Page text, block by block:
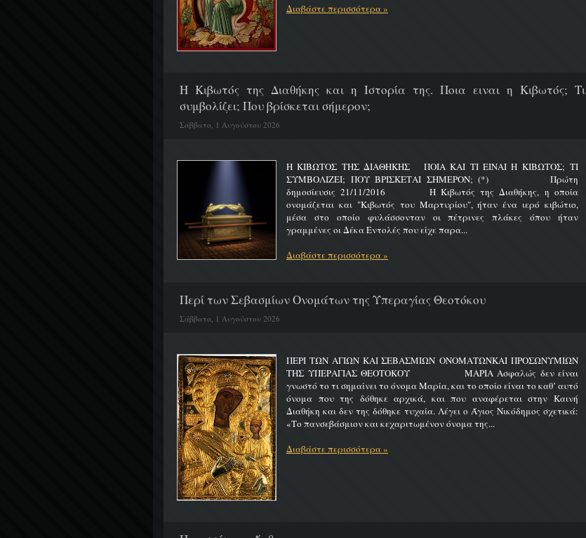
Διαβάστε περισσότερα »
H Κιβωτός της Διαθήκης και η Ιστορία της. Ποια ειναι η Κιβωτός; Τι
συμβολίζει; Που βρίσκεται σήμερον;
Σάββατο, 1 Αυγούστου 2026
Η ΚΙΒΩΤΟΣ ΤΗΣ ΔΙΑΘΗΚΗΣ ΠΟΙΑ ΚΑΙ ΤΙ ΕΙΝΑΙ Η ΚΙΒΩΤΟΣ; ΤΙ
ΣΥΜΒΟΛΙΖΕΙ; ΠΟΥ ΒΡΙΣΚΕΤΑΙ ΣΗΜΕΡΟΝ; (*) Πρώτη
δημοσίευσις 21/11/2016 Η Κιβωτός της Διαθήκης, η οποία
ονομάζεται και "Κιβωτός του Μαρτυρίου", ήταν ένα ιερό κιβώτιο,
μέσα στο οποίο φυλάσσονταν οι πέτρινες πλάκες όπου ήταν
γραμμένες οι Δέκα Εντολές που είχε παρα...
Διαβάστε περισσότερα »
Περί των Σεβασμίων Ονομάτων της Υπεραγίας Θεοτόκου
Σάββατο, 1 Αυγούστου 2026
ΠΕΡΙ ΤΩΝ ΑΓΙΩΝ ΚΑΙ ΣΕΒΑΣΜΙΩΝ ΟΝΟΜΑΤΩΝΚΑΙ ΠΡΟΣΩΝΥΜΙΩΝ
ΤΗΣ ΥΠΕΡΑΓΙΑΣ ΘΕΟΤΟΚΟΥ ΜΑΡΙΑ Ασφαλώς δεν είναι
γνωστό το τι σημαίνει το όνομα Μαρία, και το οποίο είναι το καθ’ αυτό
όνομα που της δόθηκε αρχικά, και που αναφέρεται στην Καινή
Διαθήκη και δεν της δόθηκε τυχαία. Λέγει ο Άγιος Νικόδημος σχετικά:
«Το πανσεβάσμιον και κεχαριτωμένον όνομα της...
Διαβάστε περισσότερα »